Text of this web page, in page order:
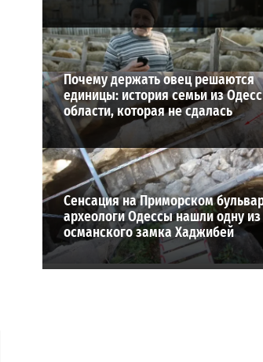
Почему держать овец решаются
единицы: история семьи из
области, которая не сдалась
Сенсация на Приморском
археологи Одессы нашли одну
османского замка Хаджибей